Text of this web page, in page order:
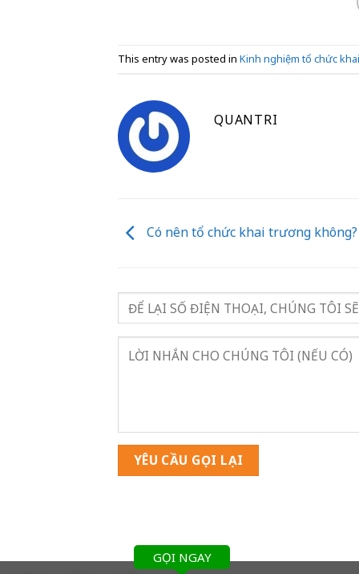
This entry was posted in Kinh nghiệm tổ chức
QUANTRI
Có nên tổ chức khai trương không?
GỌI NGAY